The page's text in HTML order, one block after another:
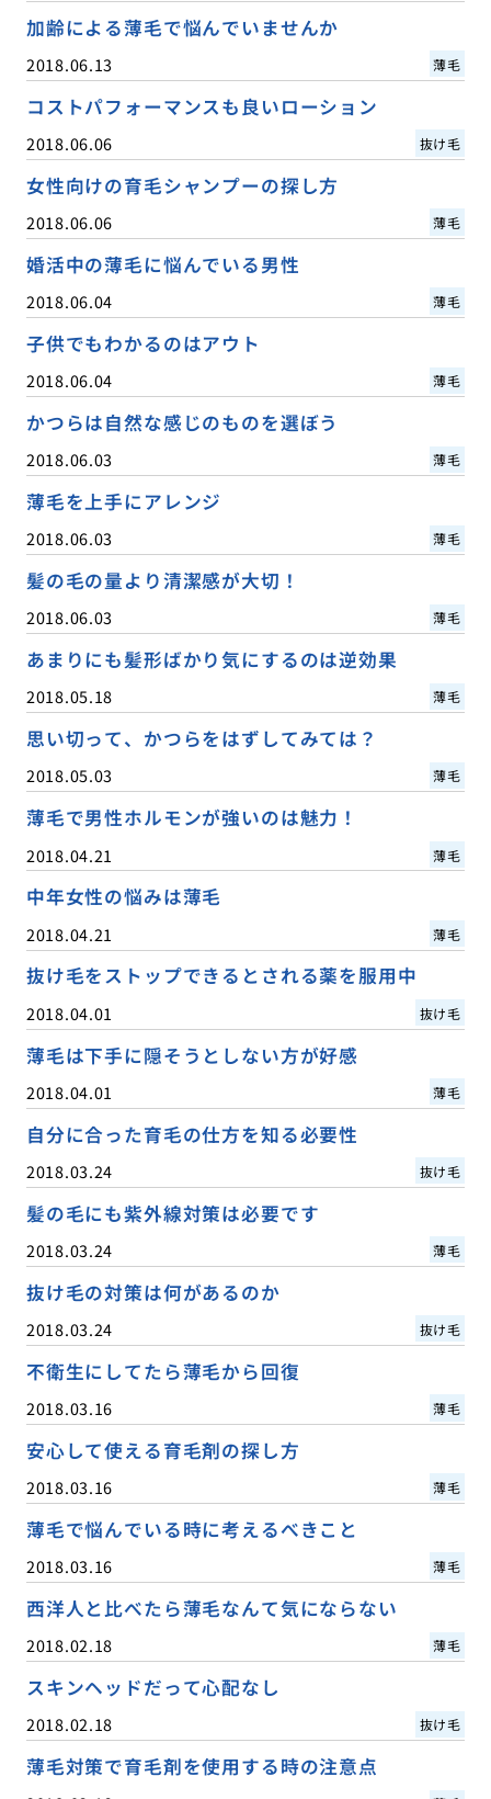
加齢による薄毛で悩んでいませんか
2018.06.13 薄毛
コストパフォーマンスも良いローション
2018.06.06 抜け毛
女性向けの育毛シャンプーの探し方
2018.06.06 薄毛
婚活中の薄毛に悩んでいる男性
2018.06.04 薄毛
子供でもわかるのはアウト
2018.06.04 薄毛
かつらは自然な感じのものを選ぼう
2018.06.03 薄毛
薄毛を上手にアレンジ
2018.06.03 薄毛
髪の毛の量より清潔感が大切！
2018.06.03 薄毛
あまりにも髪形ばかり気にするのは逆効果
2018.05.18 薄毛
思い切って、かつらをはずしてみては？
2018.05.03 薄毛
薄毛で男性ホルモンが強いのは魅力！
2018.04.21 薄毛
中年女性の悩みは薄毛
2018.04.21 薄毛
抜け毛をストップできるとされる薬を服用中
2018.04.01 抜け毛
薄毛は下手に隠そうとしない方が好感
2018.04.01 薄毛
自分に合った育毛の仕方を知る必要性
2018.03.24 抜け毛
髪の毛にも紫外線対策は必要です
2018.03.24 薄毛
抜け毛の対策は何があるのか
2018.03.24 抜け毛
不衛生にしてたら薄毛から回復
2018.03.16 薄毛
安心して使える育毛剤の探し方
2018.03.16 薄毛
薄毛で悩んでいる時に考えるべきこと
2018.03.16 薄毛
西洋人と比べたら薄毛なんて気にならない
2018.02.18 薄毛
スキンヘッドだって心配なし
2018.02.18 抜け毛
薄毛対策で育毛剤を使用する時の注意点